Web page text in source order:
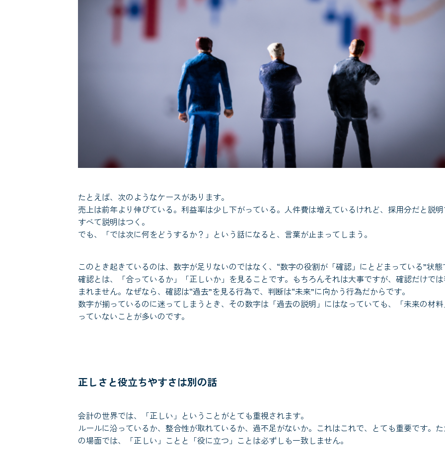
たとえば、次のようなケースがあります。
売上は前年より伸びている。利益率は少し下がっている。人件費は増えているけれど、採用分だと説
すべて説明はつく。
でも、「では次に何をどうするか？」という話になると、言葉が止まってしまう。
このとき起きているのは、数字が足りないのではなく、“数字の役割が「確認」にとどまっている”状
確認とは、「合っているか」「正しいか」を見ることです。もちろんそれは大事ですが、確認だけで
まれません。なぜなら、確認は“過去”を見る行為で、判断は“未来”に向かう行為だからです。
数字が揃っているのに迷ってしまうとき、その数字は「過去の説明」にはなっていても、「未来の材
っていないことが多いのです。
正しさと役立ちやすさは別の話
会計の世界では、「正しい」ということがとても重視されます。
ルールに沿っているか、整合性が取れているか、過不足がないか。これはこれで、とても重要です。
の場面では、「正しい」ことと「役に立つ」ことは必ずしも一致しません。